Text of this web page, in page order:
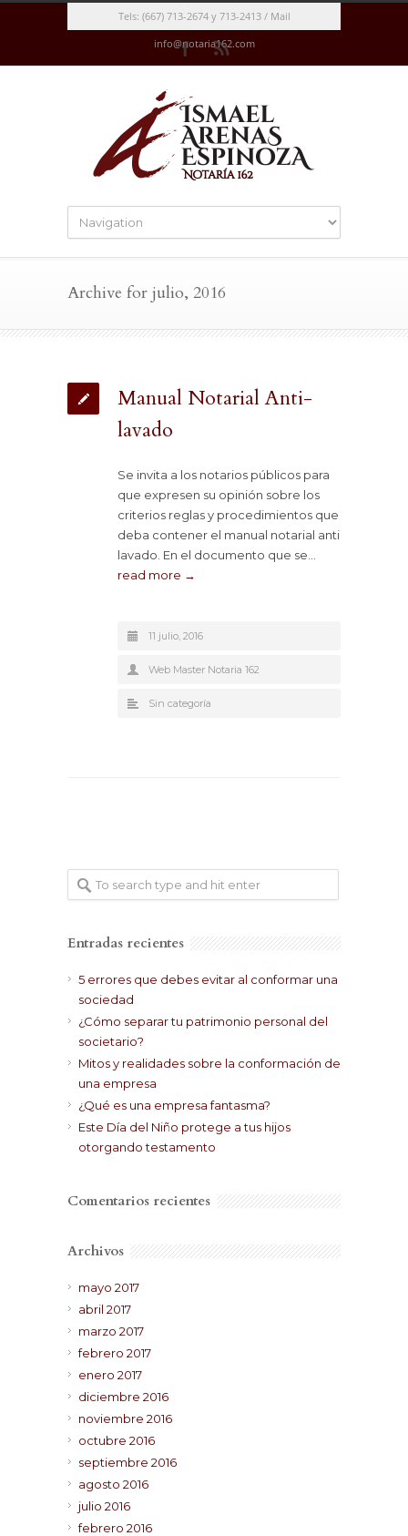
Tels: (667) 713-2674 y 713-2413 / Mail
info@notaria162.com
Archive for julio, 2016
Manual Notarial Anti-
lavado
Se invita a los notarios públicos para
que expresen su opinión sobre los
criterios reglas y procedimientos que
deba contener el manual notarial anti
lavado. En el documento que se…
read more →
11 julio, 2016
Web Master Notaria 162
Sin categoría
Entradas recientes
5 errores que debes evitar al conformar una
sociedad
¿Cómo separar tu patrimonio personal del
societario?
Mitos y realidades sobre la conformación de
una empresa
¿Qué es una empresa fantasma?
Este Día del Niño protege a tus hijos
otorgando testamento
Comentarios recientes
Archivos
mayo 2017
abril 2017
marzo 2017
febrero 2017
enero 2017
diciembre 2016
noviembre 2016
octubre 2016
septiembre 2016
agosto 2016
julio 2016
febrero 2016